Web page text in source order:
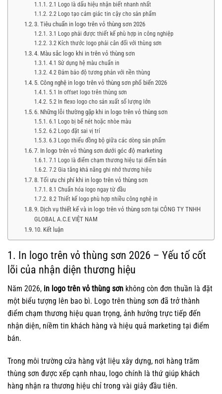
2.1 Logo là dấu hiệu nhận biết nhanh nhất
2.2 Logo tạo cảm giác tin cậy cho sản phẩm
3. Tiêu chuẩn in logo trên vỏ thùng sơn 2026
3.1 Logo phải được thiết kế phù hợp in công nghiệp
3.2 Kích thước logo phải cân đối với thùng sơn
4. Màu sắc logo khi in trên vỏ thùng sơn
4.1 Sử dụng hệ màu chuẩn in
4.2 Đảm bảo độ tương phản với nền thùng
5. Công nghệ in logo trên vỏ thùng sơn phổ biến 2026
5.1 In offset logo trên thùng sơn
5.2 In flexo logo cho sản xuất số lượng lớn
6. Những lỗi thường gặp khi in logo trên vỏ thùng sơn
6.1 Logo bị bể nét hoặc nhòe màu
6.2 Logo đặt sai vị trí
6.3 Logo thiếu đồng bộ giữa các dòng sản phẩm
7. In logo trên vỏ thùng sơn dưới góc độ marketing
7.1 Logo là điểm chạm thương hiệu tại điểm bán
7.2 Gia tăng khả năng ghi nhớ thương hiệu
8. Tối ưu chi phí khi in logo trên vỏ thùng sơn
8.1 Chuẩn hóa logo ngay từ đầu
8.2 Thiết kế logo phù hợp nhiều công nghệ in
9. Dịch vụ thiết kế và in logo trên vỏ thùng sơn tại CÔNG TY TNHH
GLOBAL A.C.E VIỆT NAM
10. Kết luận
1. In logo trên vỏ thùng sơn 2026 – Yếu tố cốt
lõi của nhận diện thương hiệu
Năm 2026, in logo trên vỏ thùng sơn không còn đơn thuần là đặt
một biểu tượng lên bao bì. Logo trên thùng sơn đã trở thành
điểm chạm thương hiệu quan trọng, ảnh hưởng trực tiếp đến
nhận diện, niềm tin khách hàng và hiệu quả marketing tại điểm
bán.
Trong môi trường cửa hàng vật liệu xây dựng, nơi hàng trăm
thùng sơn được xếp cạnh nhau, logo chính là thứ giúp khách
hàng nhận ra thương hiệu chỉ trong vài giây đầu tiên.